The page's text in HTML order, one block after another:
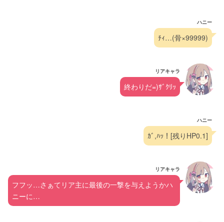
ハニー
ﾁｨ…(骨×99999)
リアキャラ
終わりだ=)ｻﾞｸﾘｯ
ハニー
ｶﾞ,ﾊｯ！[残りHP0.1]
リアキャラ
フフッ…さぁてリア主に最後の一撃を与えようかハ
ニーに…